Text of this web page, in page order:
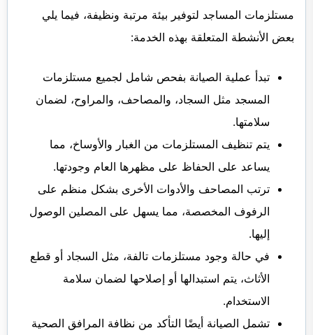
مستلزمات المساجد لتوفير بيئة مرتبة ونظيفة، فيما يلي
بعض الأنشطة المتعلقة بهذه الخدمة:
تبدأ عملية الصيانة بفحص شامل لجميع مستلزمات
المسجد مثل السجاد، والمصاحف، والمراوح، لضمان
سلامتها.
يتم تنظيف المستلزمات من الغبار والأوساخ، مما
يساعد على الحفاظ على مظهرها العام وجودتها.
ترتب المصاحف والأدوات الأخرى بشكل منظم على
الرفوف المخصصة، مما يسهل على المصلين الوصول
إليها.
في حالة وجود مستلزمات تالفة، مثل السجاد أو قطع
الأثاث، يتم استبدالها أو إصلاحها لضمان سلامة
الاستخدام.
تشمل الصيانة أيضًا التأكد من نظافة المرافق الصحية